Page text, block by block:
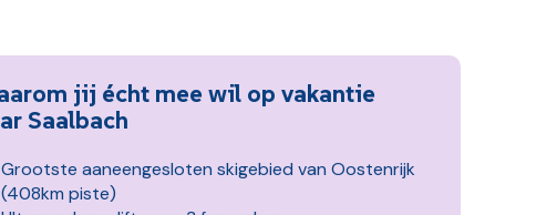
jij écht mee wil op vakantie
Saalbach
Grootste aaneengesloten skigebied van Oostenrijk
(408km piste)